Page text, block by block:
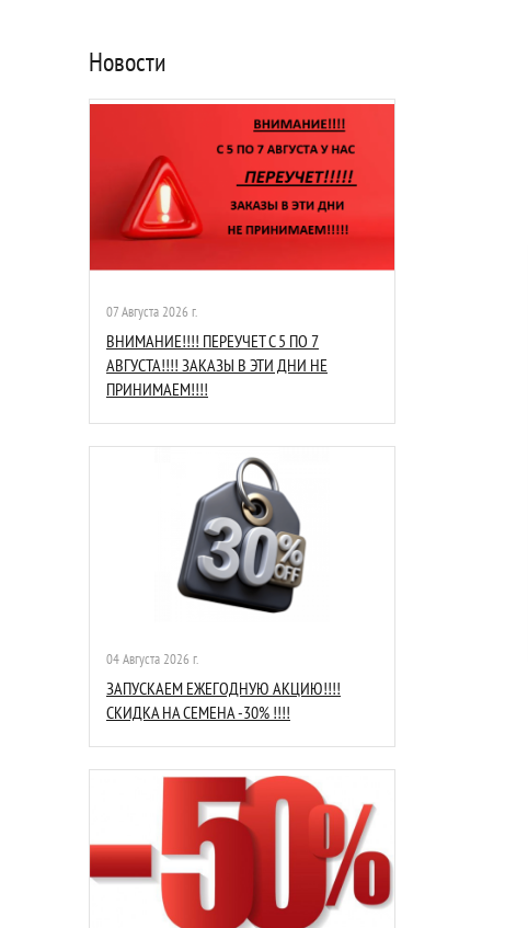
Новости
07 Августа 2026 г.
ВНИМАНИЕ!!!! ПЕРЕУЧЕТ С 5 ПО 7
АВГУСТА!!!! ЗАКАЗЫ В ЭТИ ДНИ НЕ
ПРИНИМАЕМ!!!!
04 Августа 2026 г.
ЗАПУСКАЕМ ЕЖЕГОДНУЮ АКЦИЮ!!!!
СКИДКА НА СЕМЕНА -30% !!!!